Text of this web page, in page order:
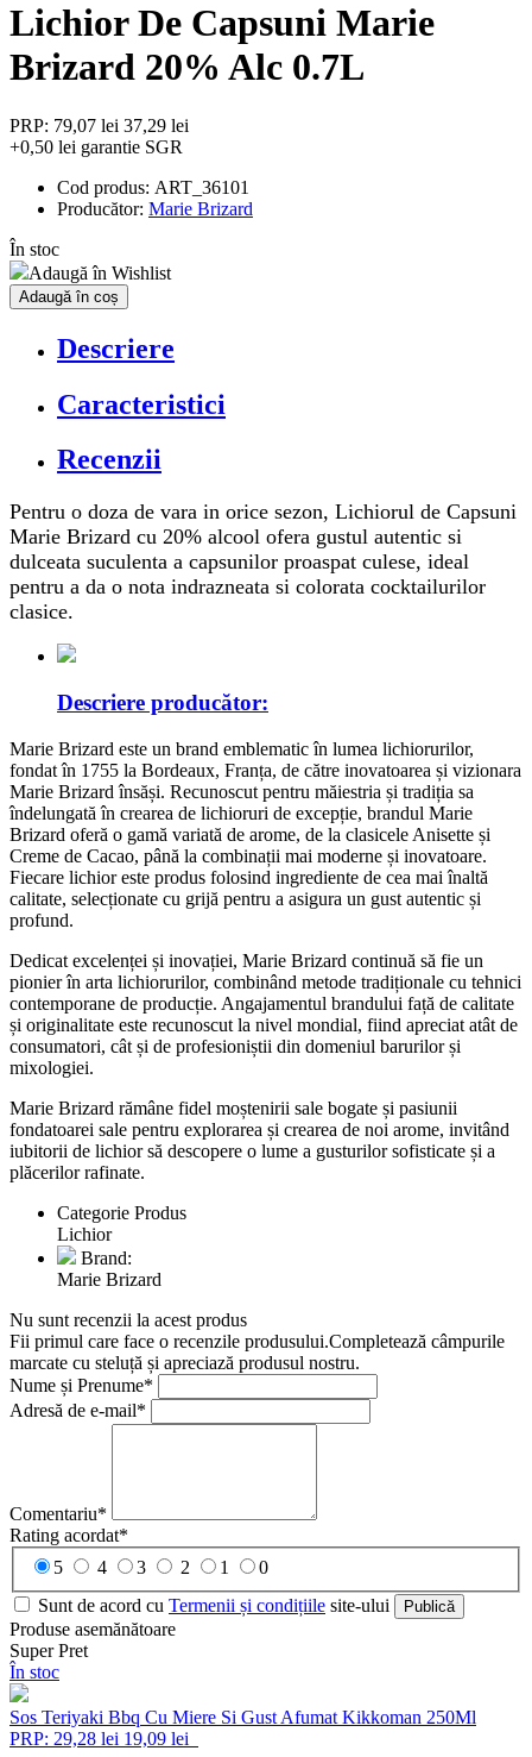
Lichior De Capsuni Marie
Brizard 20% Alc 0.7L
PRP: 79,07 lei 37,29 lei
+0,50 lei garantie SGR
Cod produs: ART_36101
Producător: Marie Brizard
În stoc
Adaugă în Wishlist
Adaugă în coș
Descriere
Caracteristici
Recenzii
Pentru o doza de vara in orice sezon, Lichiorul de Capsuni
Marie Brizard cu 20% alcool ofera gustul autentic si
dulceata suculenta a capsunilor proaspat culese, ideal
pentru a da o nota indrazneata si colorata cocktailurilor
clasice.
Descriere producător:
Marie Brizard este un brand emblematic în lumea lichiorurilor,
fondat în 1755 la Bordeaux, Franța, de către inovatoarea și vizionara
Marie Brizard însăși. Recunoscut pentru măiestria și tradiția sa
îndelungată în crearea de lichioruri de excepție, brandul Marie
Brizard oferă o gamă variată de arome, de la clasicele Anisette și
Creme de Cacao, până la combinații mai moderne și inovatoare.
Fiecare lichior este produs folosind ingrediente de cea mai înaltă
calitate, selecționate cu grijă pentru a asigura un gust autentic și
profund.
Dedicat excelenței și inovației, Marie Brizard continuă să fie un
pionier în arta lichiorurilor, combinând metode tradiționale cu tehnici
contemporane de producție. Angajamentul brandului față de calitate
și originalitate este recunoscut la nivel mondial, fiind apreciat atât de
consumatori, cât și de profesioniștii din domeniul barurilor și
mixologiei.
Marie Brizard rămâne fidel moștenirii sale bogate și pasiunii
fondatoarei sale pentru explorarea și crearea de noi arome, invitând
iubitorii de lichior să descopere o lume a gusturilor sofisticate și a
plăcerilor rafinate.
Categorie Produs
Lichior
Brand:
Marie Brizard
Nu sunt recenzii la acest produs
Fii primul care face o recenzile produsului.Completează câmpurile
marcate cu steluță și apreciază produsul nostru.
Nume și Prenume*
Adresă de e-mail*
Comentariu*
Rating acordat*
5
4 3 2 1
0
Sunt de acord cu Termenii și condițiile site-ului Publică
Produse asemănătoare
Super Pret
În stoc
Sos Teriyaki Bbq Cu Miere Si Gust Afumat Kikkoman 250Ml
PRP: 29,28 lei 19,09 lei